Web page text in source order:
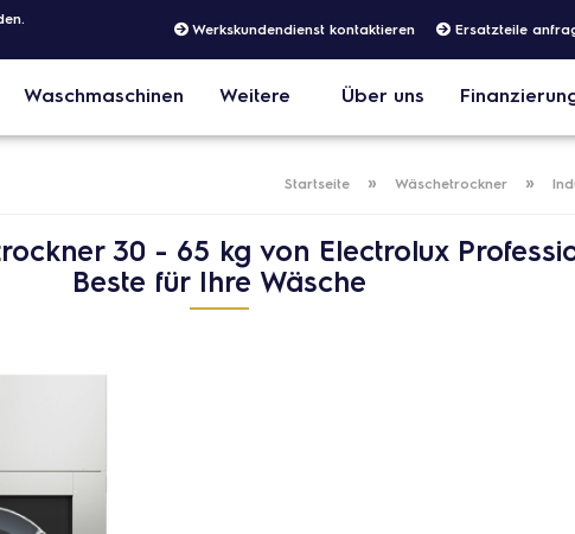
Werkskundendienst kontaktieren Ersatzteile
Lieferland
Waschmaschinen Über uns
Weitere
Startseite » Wäschetrockner »
30 - 65 kg von Electrolux
Beste für Ihre Wäsche